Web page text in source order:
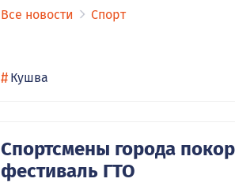
Все новости Спорт
# Кушва
Спортсмены города
фестиваль ГТО